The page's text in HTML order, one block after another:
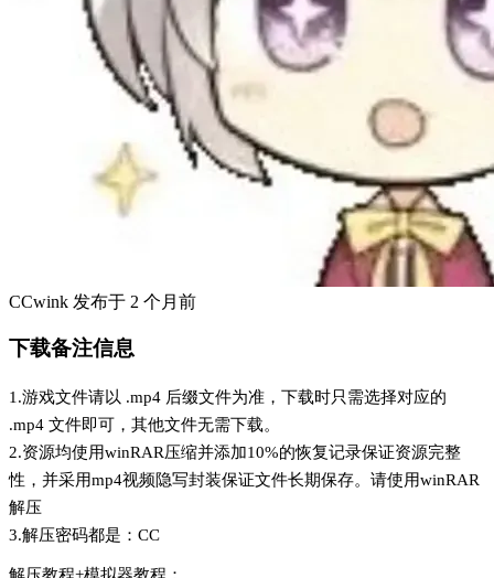
CCwink 发布于 2 个月前
下载备注信息
1.游戏文件请以 .mp4 后缀文件为准，下载时只需选择对应的
.mp4 文件即可，其他文件无需下载。
2.资源均使用winRAR压缩并添加10%的恢复记录保证资源完整
性，并采用mp4视频隐写封装保证文件长期保存。请使用winRAR
解压
3.解压密码都是：CC
解压教程+模拟器教程：